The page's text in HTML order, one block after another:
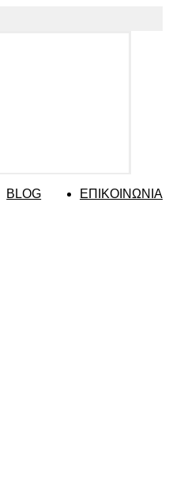
BLOG ΕΠΙΚΟΙΝΩΝΙΑ